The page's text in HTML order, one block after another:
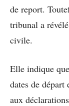
de report.
tribunal a
civile.
Elle indique
dates de départ
aux